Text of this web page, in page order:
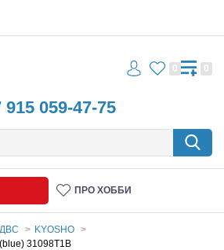
915 059-47-75
0 0
ПРО ХОББИ
KYOSHO
31098T1B